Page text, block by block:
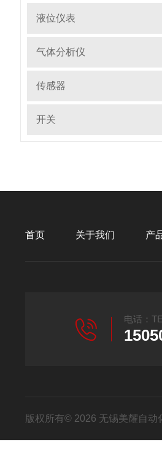
液位仪表
气体分析仪
传感器
开关
首页 关于我们 产
电话：
版权所有© 2026 无锡美耀自